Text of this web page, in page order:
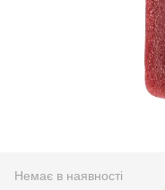
Немає в наявності